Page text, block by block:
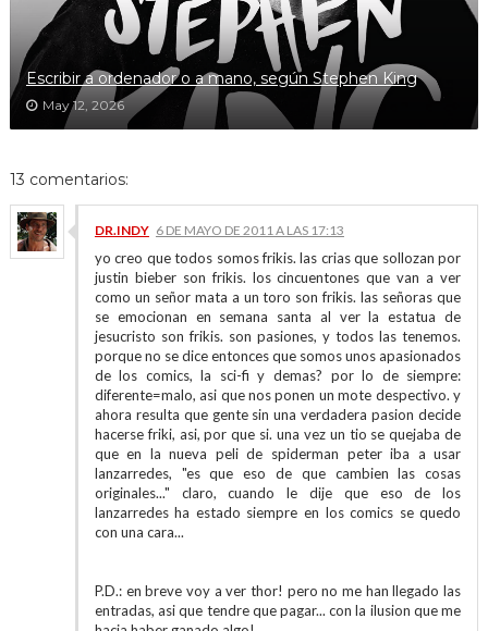
Escribir a ordenador o a mano, según Stephen King
May 12, 2026
13 comentarios:
DR.INDY 6 DE MAYO DE 2011 A LAS 17:13
yo creo que todos somos frikis. las crias que sollozan por
justin bieber son frikis. los cincuentones que van a ver
como un señor mata a un toro son frikis. las señoras que
se emocionan en semana santa al ver la estatua de
jesucristo son frikis. son pasiones, y todos las tenemos.
porque no se dice entonces que somos unos apasionados
de los comics, la sci-fi y demas? por lo de siempre:
diferente=malo, asi que nos ponen un mote despectivo. y
ahora resulta que gente sin una verdadera pasion decide
hacerse friki, asi, por que si. una vez un tio se quejaba de
que en la nueva peli de spiderman peter iba a usar
lanzarredes, "es que eso de que cambien las cosas
originales..." claro, cuando le dije que eso de los
lanzarredes ha estado siempre en los comics se quedo
con una cara...
P.D.: en breve voy a ver thor! pero no me han llegado las
entradas, asi que tendre que pagar... con la ilusion que me